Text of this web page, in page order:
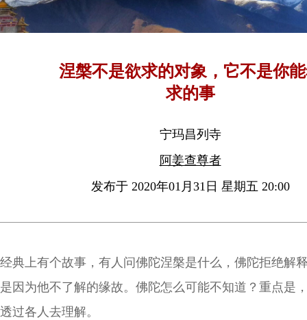
涅槃不是欲求的对象，它不是你
求的事
宁玛昌列寺
阿姜查尊者
发布于 2020年01月31日 星期五 20:00
经典上有个故事，有人问佛陀涅槃是什么，佛陀拒绝解
是因为他不了解的缘故。佛陀怎么可能不知道？重点是
透过各人去理解。